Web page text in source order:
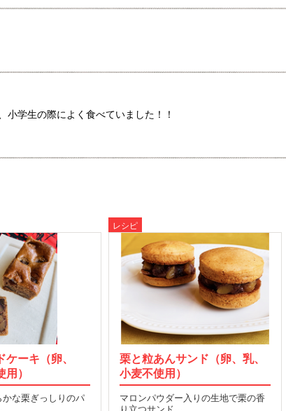
小学生の際によく食べていました！！
ーキ（卵、
）
かな栗ぎっしりのパ
レシピ
栗と粒あんサンド（卵、乳、
小麦不使用）
マロンパウダー入りの生地で栗の香